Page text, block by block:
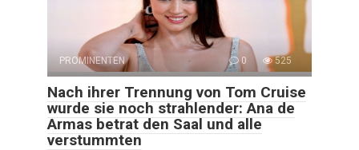
PROMINENTEN 0 525
Nach ihrer Trennung von Tom Cruise
wurde sie noch strahlender: Ana de
Armas betrat den Saal und alle
verstummten